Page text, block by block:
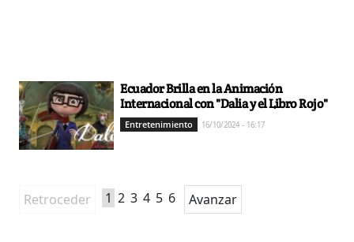
Ecuador Brilla en la Animación
Internacional con "Dalia y el Libro Rojo"
Entretenimiento 16/10/2024 - 16:17
Retroceder 1 2 3 4 5 6 Avanzar